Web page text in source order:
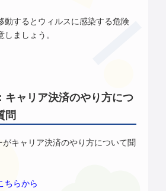
動するとウィルスに感染する危険
ましょう。
ャリア決済のやり方につ
問
キャリア決済のやり方について聞
ちらから